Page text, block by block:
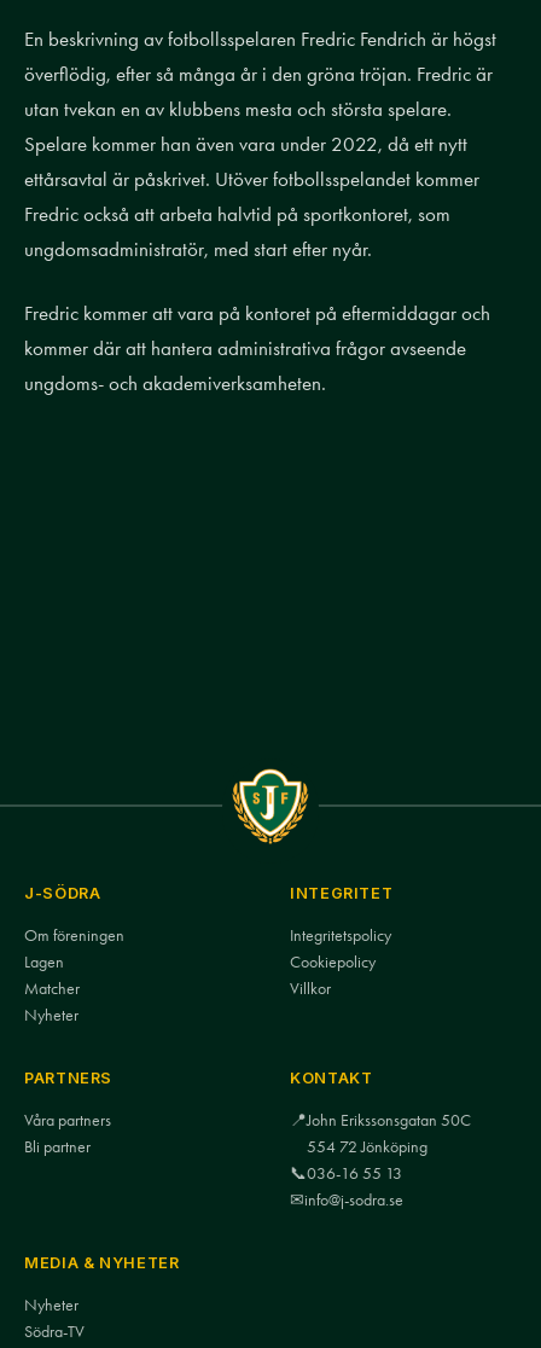
En beskrivning av fotbollsspelaren Fredric Fendrich är högst
överflödig, efter så många år i den gröna tröjan. Fredric är
utan tvekan en av klubbens mesta och största spelare.
Spelare kommer han även vara under 2022, då ett nytt
ettårsavtal är påskrivet. Utöver fotbollsspelandet kommer
Fredric också att arbeta halvtid på sportkontoret, som
ungdomsadministratör, med start efter nyår.
Fredric kommer att vara på kontoret på eftermiddagar och
kommer där att hantera administrativa frågor avseende
ungdoms- och akademiverksamheten.
J-SÖDRA
Om föreningen
Lagen
Matcher
Nyheter
INTEGRITET
Integritetspolicy
Cookiepolicy
Villkor
PARTNERS
Våra partners
Bli partner
KONTAKT
📍John Erikssonsgatan 50C
554 72 Jönköping
📞036-16 55 13
✉info@j-sodra.se
MEDIA & NYHETER
Nyheter
Södra-TV